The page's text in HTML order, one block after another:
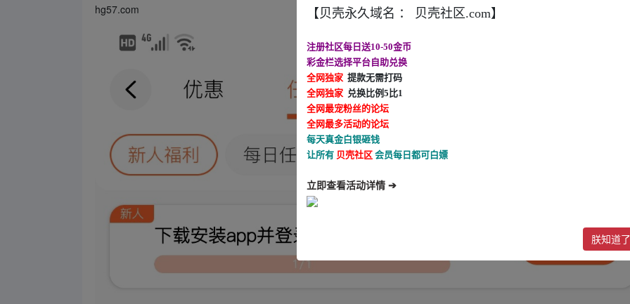
hg57.com 【贝壳永久域名 ： 贝壳社区.com】
注册社区每日送10-50金币
彩金栏选择平台自助兑换
全网独家 提款无需打码
全网独家 兑换比例5比1
全网最宠粉丝的论坛
全网最多活动的论坛
每天真金白银砸钱
让所有 贝壳社区 会员每日都可白嫖
立即查看活动详情 ➔
朕知道了